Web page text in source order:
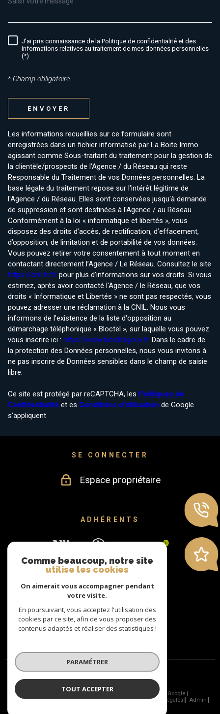
RÈGLEMENTATION
J'ai pris connaissance de la Politique de confidentialité et des
informations relatives au traitement de mes données personnelles
(*)
* Champ obligatoire
ENVOYER
Les informations recueillies sur ce formulaire sont
enregistrées dans un fichier informatisé par La Boite Immo
agissant comme Sous-traitant du traitement pour la gestion de
la clientèle/prospects de l'Agence / du Réseau qui reste
Responsable du Traitement de vos Données personnelles. La
base légale du traitement repose sur l'intérêt légitime de
l'Agence / du Réseau. Elles sont conservées jusqu'à demande
de suppression et sont destinées à l'Agence / au Réseau.
Conformément à la loi « informatique et libertés », vous
disposez des droits d’accès, de rectification, d’effacement,
d’opposition, de limitation et de portabilité de vos données.
Vous pouvez retirer votre consentement à tout moment en
contactant directement l’Agence / Le Réseau. Consultez le site
https://cnil.fr/fr pour plus d’informations sur vos droits. Si vous
estimez, après avoir contacté l'Agence / le Réseau, que vos
droits « Informatique et Libertés » ne sont pas respectés, vous
pouvez adresser une réclamation à la CNIL. Nous vous
informons de l’existence de la liste d'opposition au
démarchage téléphonique « Bloctel », sur laquelle vous pouvez
vous inscrire ici : https://www.bloctel.gouv.fr. Dans le cadre de
la protection des Données personnelles, nous vous invitons à
ne pas inscrire de Données sensibles dans le champ de saisie
libre.
Ce site est protégé par reCAPTCHA, les Politiques de
Confidentialité et es Conditions d'utilisation de Google
s'appliquent.
SE CONNECTER
Espace propriétaire
ADHÉRENTS
© 2026 | Tous droits réservés | Traduction powered by Google |
Nos Honoraires
Nos Honoraires Plan Du Site Mentions Légales
Admin
Comme beaucoup, notre site
utilise les cookies
On aimerait vous accompagner pendant
votre visite.
En poursuivant, vous acceptez l'utilisation des
cookies par ce site, afin de vous proposer des
contenus adaptés et réaliser des statistiques !
PARAMÉTRER
TOUT ACCEPTER